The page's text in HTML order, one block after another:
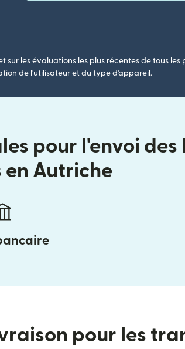
les évaluations les plus récentes de tous les
de l'utilisateur et du type d'appareil.
pour l'envoi des
en Autriche
pour les